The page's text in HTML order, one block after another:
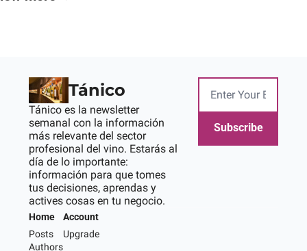
Tánico
Tánico es la newsletter
semanal con la información
más relevante del sector
profesional del vino. Estarás al
día de lo importante:
información para que tomes
tus decisiones, aprendas y
actives cosas en tu negocio.
Subscribe
Home
Posts
Authors
Account
Upgrade